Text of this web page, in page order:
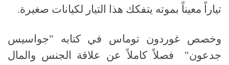
تياراً معيناً بموته يتفكك هذا التيار لكيانات صغيرة.
وخصص غوردون توماس في كتابه "جواسيس
جدعون" فصلاً كاملاً عن علاقة الجنس والمال